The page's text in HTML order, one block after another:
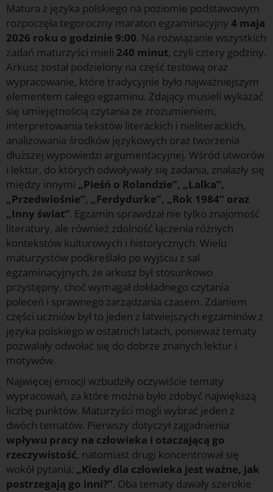
Matura z języka polskiego na poziomie podstawowym
rozpoczęła tegoroczny maraton egzaminacyjny 4 maja
2026 roku o godzinie 9:00. Na rozwiązanie wszystkich
zadań maturzyści mieli 240 minut, czyli cztery godziny.
Arkusz został podzielony na część testową oraz
wypracowanie, które tradycyjnie było najważniejszym
elementem całego egzaminu. Zdający musieli wykazać
się umiejętnością czytania ze zrozumieniem,
interpretowania tekstów literackich i nieliterackich,
analizowania środków językowych oraz tworzenia
dłuższej wypowiedzi argumentacyjnej. Wśród utworów
i lektur, do których odwoływały się zadania, znalazły się
między innymi „Pieśń o Rolandzie”, „Lalka”,
„Przedwiośnie”, „Ferdydurke”, „Rok 1984” oraz
„Inny świat”. Egzamin sprawdzał nie tylko znajomość
literatury, ale również zdolność łączenia różnych
kontekstów kulturowych i historycznych. Wielu
maturzystów podkreślało po wyjściu z sal
egzaminacyjnych, że arkusz był stosunkowo
przystępny, choć wymagał dokładnego czytania
poleceń i sprawnego zarządzania czasem. Zdaniem
części uczniów był to jeden z łatwiejszych egzaminów z
języka polskiego w ostatnich latach, ponieważ tematy
pozwalały odwołać się do dobrze znanych lektur i
motywów.
Najwięcej emocji wzbudziły oczywiście tematy
wypracowań, za które można było zdobyć największą
liczbę punktów. Maturzyści mogli wybrać jeden z
dwóch tematów. Pierwszy dotyczył zagadnienia
wpływu pracy na człowieka i otaczającą go
rzeczywistość, natomiast drugi koncentrował się
wokół pytania: „Kiedy dla człowieka jest ważne, jak
postrzegają go inni?”. Oba tematy dawały szerokie